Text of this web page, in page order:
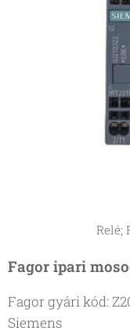
Relé;
Fagor ipari
Fagor gyári kód:
Siemens